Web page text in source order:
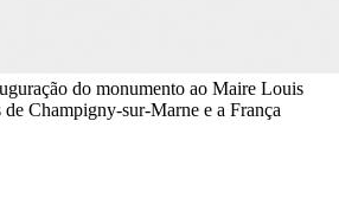
do monumento ao Maire Louis
Champigny-sur-Marne e a França